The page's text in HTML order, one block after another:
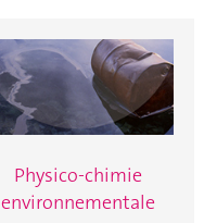
Physico-chimie
environnementale